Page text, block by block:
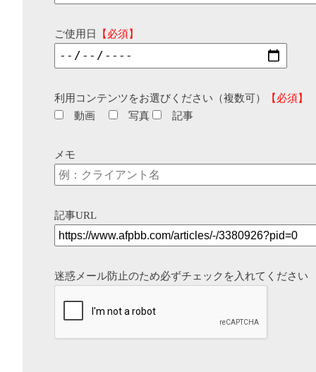
ご使用日 【必須】
利用コンテンツをお選びください（複数可）
【必須】
動画
写真 記事
メモ
記事URL
迷惑メール防止のため必ずチェックを入れてください